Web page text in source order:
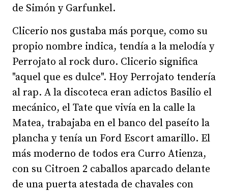
de Simón y Garfunkel.
Clicerio nos gustaba más porque, como su
propio nombre indica, tendía a la melodía y
Perrojato al rock duro. Clicerio significa
"aquel que es dulce". Hoy Perrojato tendería
al rap. A la discoteca eran adictos Basilio el
mecánico, el Tate que vivía en la calle la
Matea, trabajaba en el banco del paseíto la
plancha y tenía un Ford Escort amarillo. El
más moderno de todos era Curro Atienza,
con su Citroen 2 caballos aparcado delante
de una puerta atestada de chavales con